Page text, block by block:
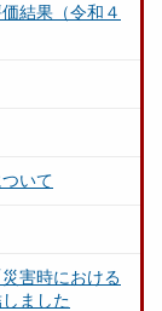
結果（令和４
いて
害時における
ました